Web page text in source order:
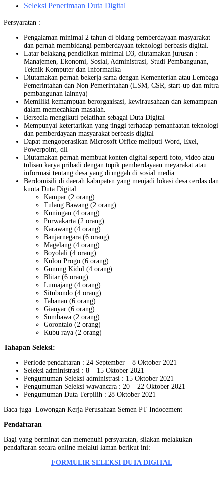
Seleksi Penerimaan Duta Digital
Persyaratan :
Pengalaman minimal 2 tahun di bidang pemberdayaan masyarakat
dan pernah membidangi pemberdayaan teknologi berbasis digital.
Latar belakang pendidikan minimal D3, diutamakan jurusan :
Manajemen, Ekonomi, Sosial, Administrasi, Studi Pembangunan,
Teknik Komputer dan Informatika
Diutamakan pernah bekerja sama dengan Kementerian atau Lembaga
Pemerintahan dan Non Pemerintahan (LSM, CSR, start-up dan mitra
pembangunan lainnya)
Memiliki kemampuan berorganisasi, kewirausahaan dan kemampuan
dalam memecahkan masalah.
Bersedia mengikuti pelatihan sebagai Duta Digital
Mempunyai ketertarikan yang tinggi terhadap pemanfaatan teknologi
dan pemberdayaan masyarakat berbasis digital
Dapat mengoperasikan Microsoft Office meliputi Word, Exel,
Powerpoint, dll
Diutamakan pernah membuat konten digital seperti foto, video atau
tulisan karya pribadi dengan topik pemberdayaan meyarakat atau
informasi tentang desa yang diunggah di sosial media
Berdomisili di daerah kabupaten yang menjadi lokasi desa cerdas dan
kuota Duta Digital:
Kampar (2 orang)
Tulang Bawang (2 orang)
Kuningan (4 orang)
Purwakarta (2 orang)
Karawang (4 orang)
Banjarnegara (6 orang)
Magelang (4 orang)
Boyolali (4 orang)
Kulon Progo (6 orang)
Gunung Kidul (4 orang)
Blitar (6 orang)
Lumajang (4 orang)
Situbondo (4 orang)
Tabanan (6 orang)
Gianyar (6 orang)
Sumbawa (2 orang)
Gorontalo (2 orang)
Kubu raya (2 orang)
Tahapan Seleksi:
Periode pendaftaran : 24 September – 8 Oktober 2021
Seleksi administrasi : 8 – 15 Oktober 2021
Pengumuman Seleksi administrasi : 15 Oktober 2021
Pengumuman Seleksi wawancara : 20 – 22 Oktober 2021
Pengumuman Duta Terpilih : 28 Oktober 2021
Baca juga Lowongan Kerja Perusahaan Semen PT Indocement
Pendaftaran
Bagi yang berminat dan memenuhi persyaratan, silakan melakukan
pendaftaran secara online melalui laman berikut ini:
FORMULIR SELEKSI DUTA DIGITAL